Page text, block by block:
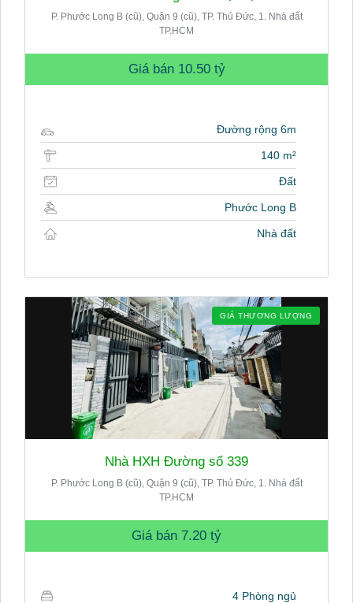
P. Phước Long B (cũ), Quận 9 (cũ), TP. Thủ Đức, 1. Nhà đất
TP.HCM
Giá bán 10.50 tỷ
Đường rộng 6m
140 m²
Đất
Phước Long B
Nhà đất
GIÁ THƯƠNG LƯỢNG
Nhà HXH Đường số 339
P. Phước Long B (cũ), Quận 9 (cũ), TP. Thủ Đức, 1. Nhà đất
TP.HCM
Giá bán 7.20 tỷ
4 Phòng ngủ